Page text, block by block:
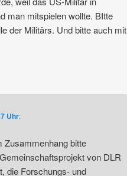
man mitspielen wollte. BItte
der Militärs. Und bitte auch mit
Uhr:
Zusammenhang bitte
von DLR
die Forschungs- und